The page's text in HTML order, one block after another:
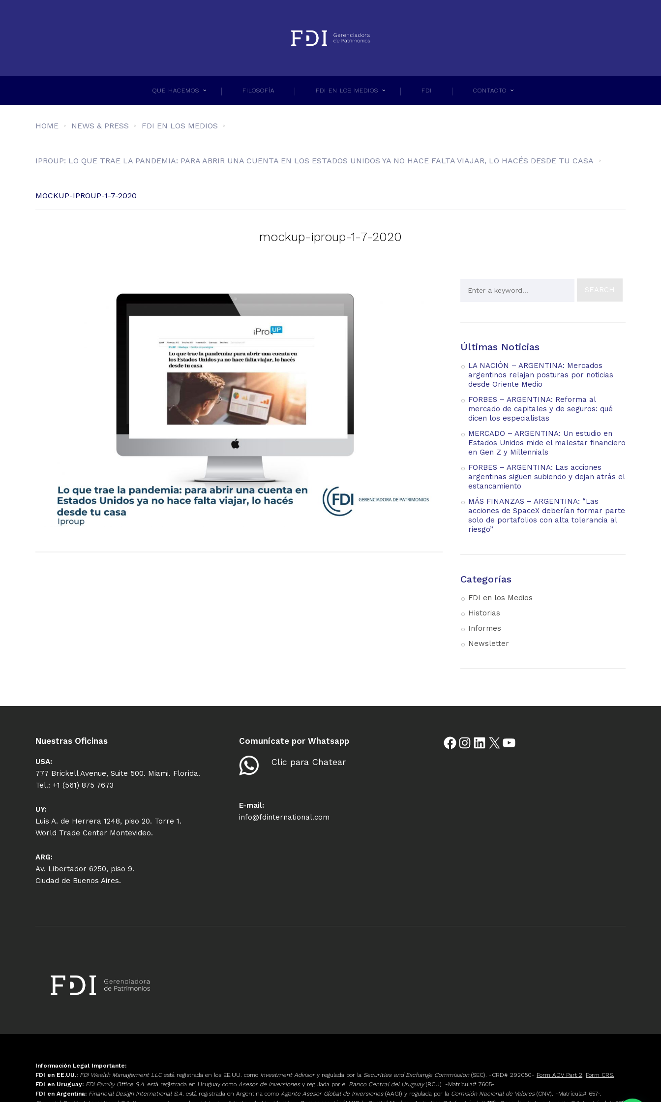
QUÉ HACEMOS FILOSOFÍA FDI EN LOS MEDIOS FDI CONTACTO
HOME NEWS & PRESS FDI EN LOS MEDIOS
IPROUP: LO QUE TRAE LA PANDEMIA: PARA ABRIR UNA CUENTA EN LOS ESTADOS UNIDOS YA NO HACE FALTA VIAJAR, LO HACÉS DESDE TU CASA
MOCKUP-IPROUP-1-7-2020
mockup-iproup-1-7-2020
Últimas Noticias
LA NACIÓN – ARGENTINA: Mercados
argentinos relajan posturas por noticias
desde Oriente Medio
FORBES – ARGENTINA: Reforma al
mercado de capitales y de seguros: qué
dicen los especialistas
MERCADO – ARGENTINA: Un estudio en
Estados Unidos mide el malestar financiero
en Gen Z y Millennials
FORBES – ARGENTINA: Las acciones
argentinas siguen subiendo y dejan atrás el
estancamiento
MÁS FINANZAS – ARGENTINA: “Las
acciones de SpaceX deberían formar parte
solo de portafolios con alta tolerancia al
riesgo”
Categorías
FDI en los Medios
Historias
Informes
Newsletter
Nuestras Oficinas
USA:
777 Brickell Avenue, Suite 500. Miami. Florida.
Tel.: +1 (561) 875 7673
UY:
Luis A. de Herrera 1248, piso 20. Torre 1.
World Trade Center Montevideo.
ARG:
Av. Libertador 6250, piso 9.
Ciudad de Buenos Aires.
Comunícate por Whatsapp
Clic para Chatear
E-mail:
info@fdinternational.com
Información Legal Importante:
FDI en EE.UU.: FDI Wealth Management LLCestá registrada en los EE.UU. como Investment Advisory regulada por la Securities and Exchange Commission(SEC). -CRD# 292050- Form ADV Part 2, Form CRS.
FDI en Uruguay: FDI Family Office S.A. está registrada en Uruguay como Asesor de Inversionesy regulada por el Banco Central del Uruguay(BCU). -Matrícula# 7605-
FDI en Argentina: Financial Design International S.A. está registrada en Argentina como Agente Asesor Global de Inversiones(AAGI) y regulada por la Comisión Nacional de Valores(CNV). -Matrícula# 657-.